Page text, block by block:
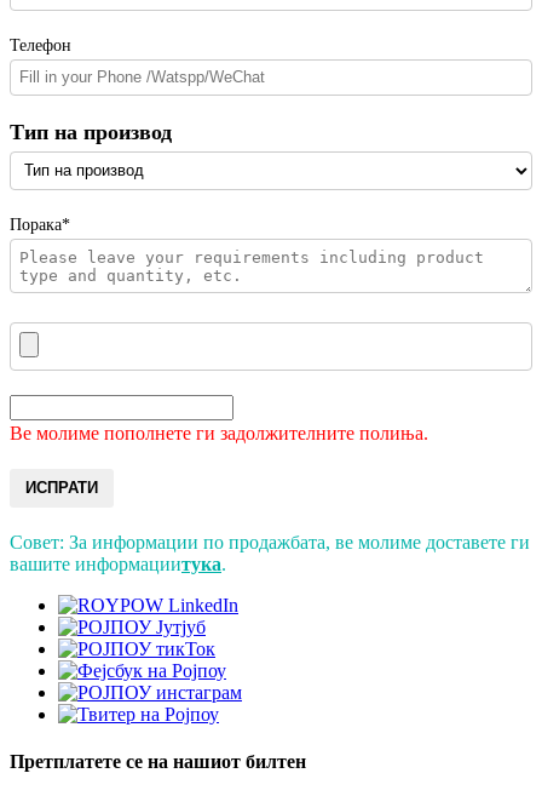
Телефон
Тип на производ
Порака*
Ве молиме пополнете ги задолжителните полиња.
ИСПРАТИ
Совет: За информации по продажбата, ве молиме доставете ги
вашите информациитука.
Претплатете се на нашиот билтен